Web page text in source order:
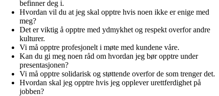
befinner deg i.
Hvordan vil du at jeg skal opptre hvis noen ikke er enige med
meg?
Det er viktig å opptre med ydmykhet og respekt overfor andre
kulturer.
Vi må opptre profesjonelt i møte med kundene våre.
Kan du gi meg noen råd om hvordan jeg bør opptre under
presentasjonen?
Vi må opptre solidarisk og støttende overfor de som trenger det.
Hvordan skal jeg opptre hvis jeg opplever urettferdighet på
jobben?